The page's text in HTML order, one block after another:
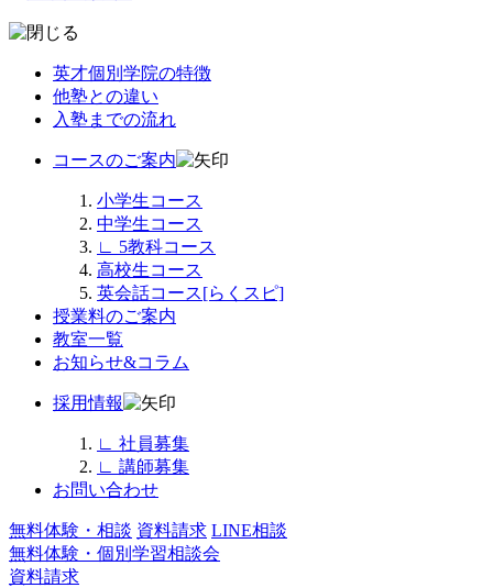
英才個別学院の特徴
他塾との違い
入塾までの流れ
コースのご案内
小学生コース
中学生コース
∟ 5教科コース
高校生コース
英会話コース[らくスピ]
授業料のご案内
教室一覧
お知らせ&コラム
採用情報
∟ 社員募集
∟ 講師募集
お問い合わせ
無料体験・相談 資料請求 LINE相談
無料体験・個別学習相談会
資料請求